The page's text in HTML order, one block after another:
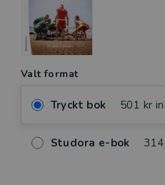
Valt format
Tryckt bok 501 kr
Studora e-bok